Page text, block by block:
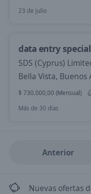
23 de julio
data entry
SDS (Cyprus)
Bella Vista, Buenos
$ 730.000,00 (Mensual)
Más de 30 días
Anterior
Nuevas ofertas